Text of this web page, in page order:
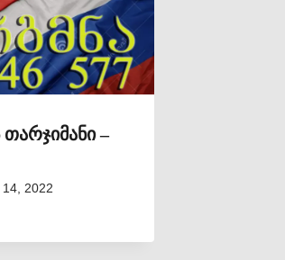
–
14, 2022